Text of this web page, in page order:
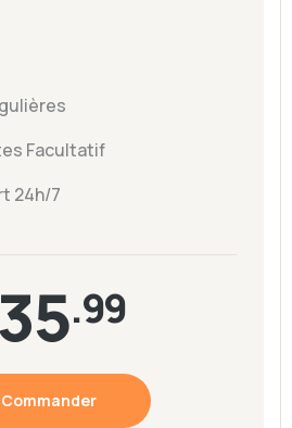
Facultatif
24h/7
.99
Commander